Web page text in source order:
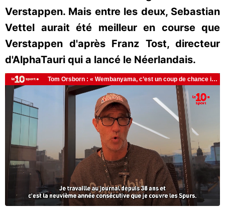
Verstappen. Mais entre les deux, Sebastian
Vettel aurait été meilleur en course que
Verstappen d'après Franz Tost, directeur
d'AlphaTauri qui a lancé le Néerlandais.